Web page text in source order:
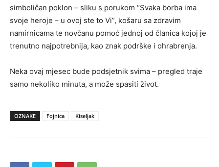
simboličan poklon – sliku s porukom “Svaka borba ima
svoje heroje – u ovoj ste to Vi”, košaru sa zdravim
namirnicama te novčanu pomoć jednoj od članica kojoj je
trenutno najpotrebnija, kao znak podrške i ohrabrenja.
Neka ovaj mjesec bude podsjetnik svima – pregled traje
samo nekoliko minuta, a može spasiti život.
OZNAKE Fojnica Kiseljak